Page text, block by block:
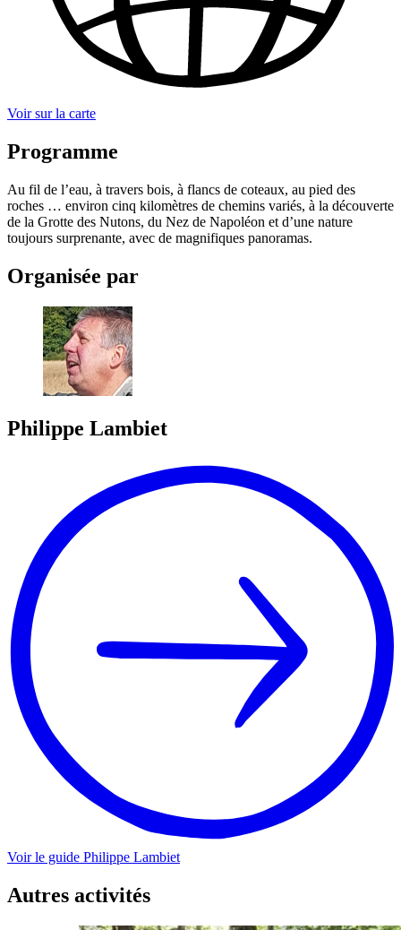
Voir sur la carte
Programme
Au fil de l’eau, à travers bois, à flancs de coteaux, au pied des
roches … environ cinq kilomètres de chemins variés, à la découverte
de la Grotte des Nutons, du Nez de Napoléon et d’une nature
toujours surprenante, avec de magnifiques panoramas.
Organisée par
Philippe Lambiet
Voir le guide Philippe Lambiet
Autres activités